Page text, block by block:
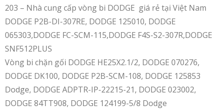
203 – Nhà cung cấp vòng bi DODGE giá rẻ tại Việt Nam
DODGE P2B-DI-307RE, DODGE 125010, DODGE
065303,DODGE FC-SCM-115,DODGE F4S-S2-307R,DODGE
SNF512PLUS
Vòng bi chặn gối DODGE HE25X2.1/2, DODGE 070276,
DODGE DK100, DODGE P2B-SCM-108, DODGE 125853
Dodge, DODGE ADPTR-IP-22215-21, DODGE 023002,
DODGE 84TT908, DODGE 124199-5/8 Dodge